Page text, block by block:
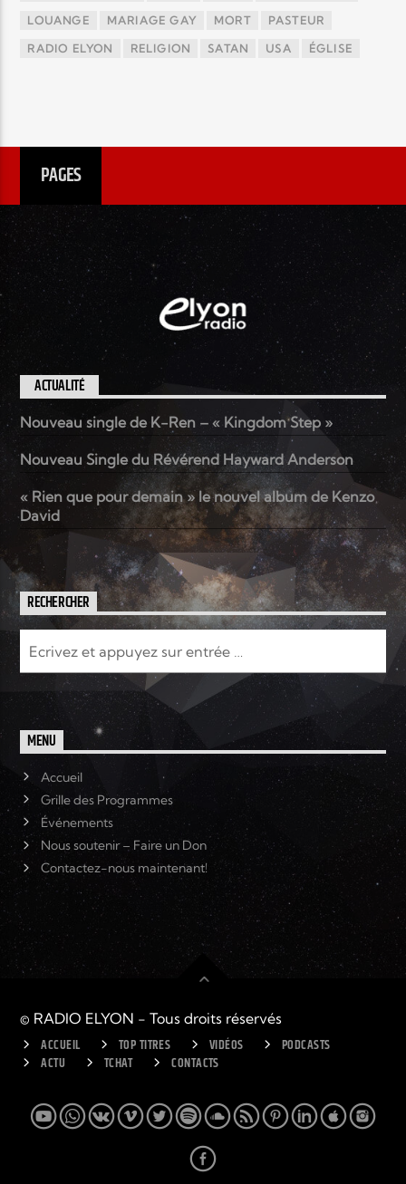
LOUANGE MARIAGE GAY MORT PASTEUR
RADIO ELYON RELIGION SATAN USA ÉGLISE
PAGES
ACTUALITÉ
Nouveau single de K-Ren – « Kingdom Step »
Nouveau Single du Révérend Hayward Anderson
« Rien que pour demain » le nouvel album de Kenzo
David
RECHERCHER
MENU
Accueil
Grille des Programmes
Événements
Nous soutenir – Faire un Don
Contactez-nous maintenant!
© RADIO ELYON - Tous droits réservés
ACCUEIL TOP TITRES VIDÉOS
PODCASTS
ACTU
TCHAT CONTACTS